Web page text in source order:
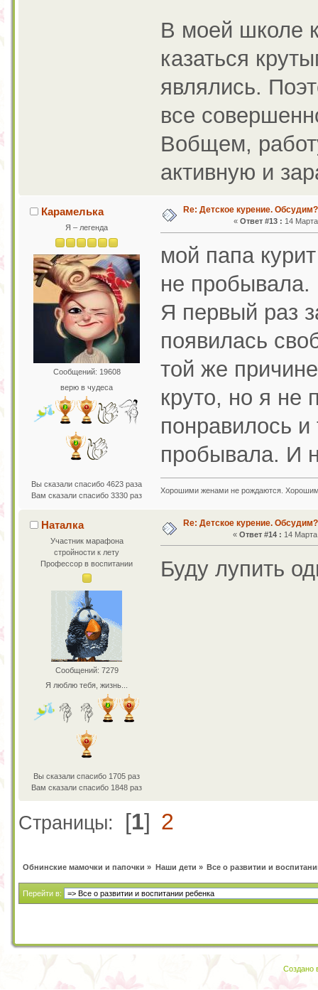
В моей школе
казаться
являлись.
все
Вобщем,
активную и
Карамелька
Я – легенда
Сообщений: 19608
верю в чудеса
Вы сказали спасибо 4623 раза
Вам сказали спасибо 3330 раз
Re: Детское курение. Обсудим?
« Ответ #13 : 14
мой папа
не пробывала.
Я первый раз
появилась
той же
круто, но я не
понравилось
пробывала. И
Хорошими женами не рождаются.
Наталка
Участник марафона
стройности к лету
Профессор в воспитании
Сообщений: 7279
Я люблю тебя, жизнь...
Вы сказали спасибо 1705 раз
Вам сказали спасибо 1848 раз
Re: Детское курение. Обсудим?
«Ответ #14 : 14
Буду лупить
Страницы: [1] 2
Обнинские мамочки и папочки » Наши дети » Все о развитии и
Перейти в:
Создано